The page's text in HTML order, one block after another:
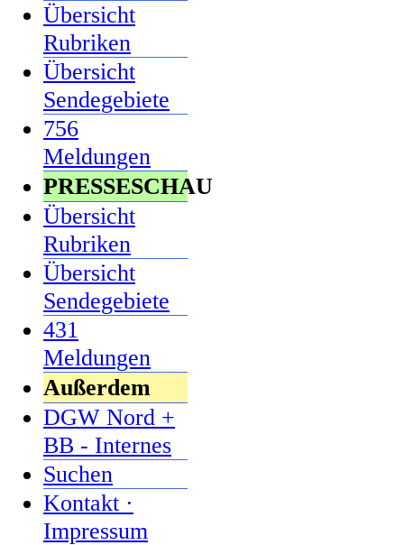
Übersicht
Rubriken
Übersicht
Sendegebiete
756
Meldungen
PRESSESCHAU
Übersicht
Rubriken
Übersicht
Sendegebiete
431
Meldungen
Außerdem
DGW Nord +
BB - Internes
Suchen
Kontakt ·
Impressum